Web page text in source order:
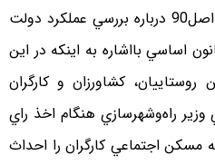
پس از قرائت گزارش كميسيون اصل90 درباره بررسي عملكرد دولت
اساسي بااشاره به اينكه در اين
كشاورزان و كارگران
راه‌وشهرسازي هنگام اخذ راي
اجتماعي كارگران را احداث